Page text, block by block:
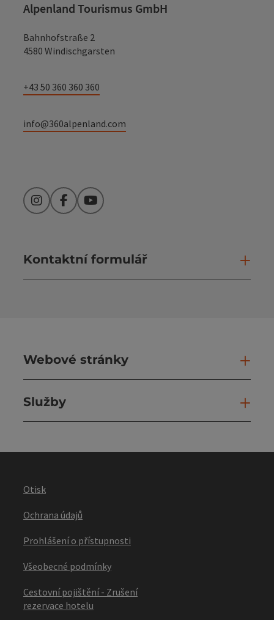
Alpenland Tourismus GmbH
Bahnhofstraße 2
4580 Windischgarsten
+43 50 360 360 360
info@360alpenland.com
InstagramFacebookYouTube
Kontaktní formulář
Webové stránky
Služby
Otisk
Ochrana údajů
Prohlášení o přístupnosti
Všeobecné podmínky
Cestovní pojištění - Zrušení
rezervace hotelu